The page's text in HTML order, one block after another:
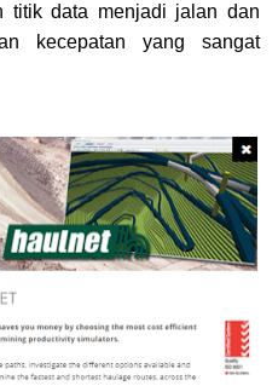
titik data menjadi jalan dan
kecepatan yang sangat